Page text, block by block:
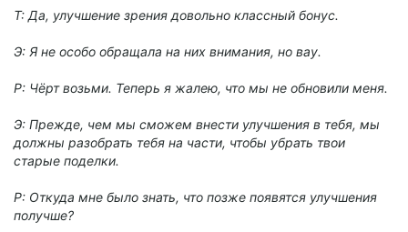
Т: Да, улучшение зрения довольно классный бонус.
Э: Я не особо обращала на них внимания, но вау.
Р: Чёрт возьми. Теперь я жалею, что мы не обновили меня.
Э: Прежде, чем мы сможем внести улучшения в тебя, мы
должны разобрать тебя на части, чтобы убрать твои
старые поделки.
Р: Откуда мне было знать, что позже появятся улучшения
получше?